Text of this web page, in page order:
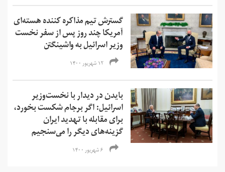
گسترش تیم مذاکره کننده هسته‌ای
آمریکا چند روز پس از سفر نخست
وزیر اسرائیل به واشینگتن
۱۲ شهریور ۱۴۰۰
بایدن در دیدار با نخست‌وزیر
اسرائیل: اگر برجام شکست بخورد،
برای مقابله با تهدید ایران
گزینه‌های دیگر را می‌سنجیم
۶ شهریور ۱۴۰۰